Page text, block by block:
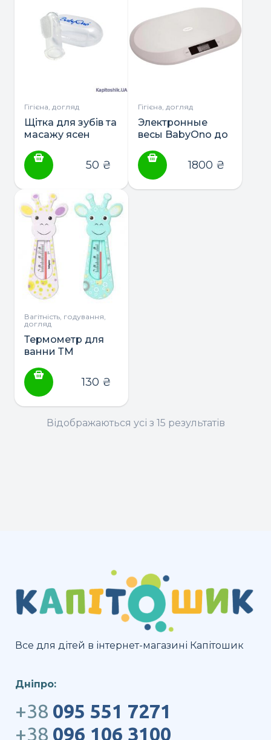
Гігієна, догляд
Щітка для зубів та
масажу ясен
50 ₴
Гігієна, догляд
Электронные
весы BabyOno до
1800 ₴
Вагітність, годування,
догляд
Термометр для
ванни ТМ
130 ₴
Відображаються усі з 15 результатів
Все для дітей в інтернет-магазині Капітошик
Дніпро:
+38 095 551 7271
+38 096 106 3100